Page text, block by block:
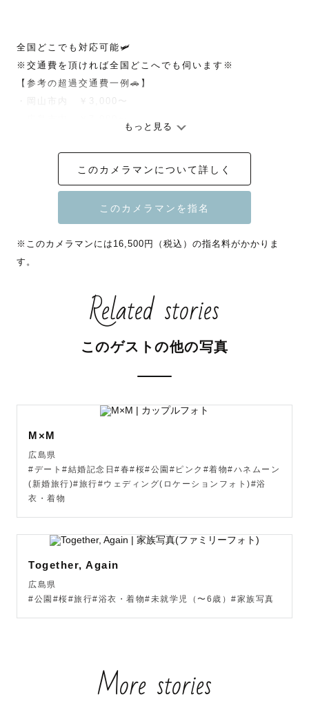
全国どこでも対応可能🛩
※交通費を頂ければ全国どこへでも伺います※
【参考の超過交通費一例🚗】
・岡山市内　￥3,000〜
・島根県、鳥取県 ￥9,000～
・愛媛県、香川県 ￥11,000～
・高知県、徳島県 ￥15,000～
遠方の場合は宿泊費１万円を追加で頂く場合がございます
が
可能な限りご対応させて頂きますのでお気軽にご相談くだ
_ _ _ _ _ _ _ _ _ _ _ _ _ _ _ _ _ _ _ _ _ _ _ _ _ _ _
・全国上位10％トップカメラマン
・平均レビュースコア★★★★★
・Lovegraph Academy　メンター
_ _ _ _ _ _ _ _ _ _ _ _ _ _ _ _ _ _ _ _ _ _ _ _ _ _ _
_ _ _ _ _
います！
広島県在住の『もち』と申します。
お気軽に「もちちゃん」「もちこ」とお呼びしてくださる
と嬉しいです！
・どんなとこでもすぐに飛んでいきます！
・なんでも楽しめる
もっと見る
このカメラマンについて詳しく
※このカメラマンには16,500円（税込）の指名料がかかりま
す。
Related stories
このゲストの他の写真
M×M
広島県
#デート#結婚記念日#春#桜#公園#ピンク#着物#ハネムーン
(新婚旅行)#旅行#ウェディング(ロケーションフォト)#浴
衣・着物
Together, Again
広島県
#公園#桜#旅行#浴衣・着物#未就学児（〜6歳）#家族写真
More stories